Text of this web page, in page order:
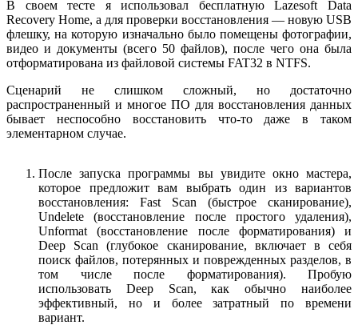
В своем тесте я использовал бесплатную Lazesoft Data
Recovery Home, а для проверки восстановления — новую USB
флешку, на которую изначально было помещены фотографии,
видео и документы (всего 50 файлов), после чего она была
отформатирована из файловой системы FAT32 в NTFS.
Сценарий не слишком сложный, но достаточно
распространенный и многое ПО для восстановления данных
бывает неспособно восстановить что-то даже в таком
элементарном случае.
После запуска программы вы увидите окно мастера,
которое предложит вам выбрать один из вариантов
восстановления: Fast Scan (быстрое сканирование),
Undelete (восстановление после простого удаления),
Unformat (восстановление после форматирования) и
Deep Scan (глубокое сканирование, включает в себя
поиск файлов, потерянных и поврежденных разделов, в
том числе после форматирования). Пробую
использовать Deep Scan, как обычно наиболее
эффективный, но и более затратный по времени
вариант.